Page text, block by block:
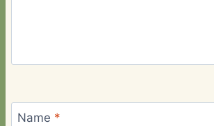
Name *